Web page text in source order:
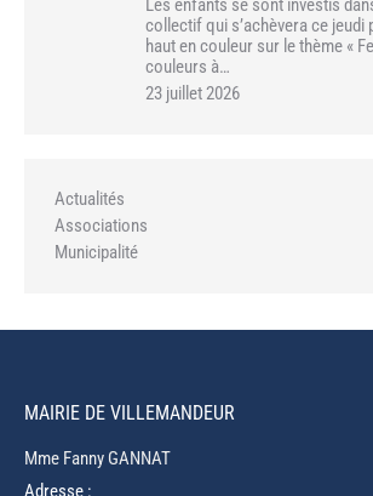
Les enfants se sont investis
collectif qui s’achèvera ce jeudi
haut en couleur sur le thème «
couleurs à…
23 juillet 2026
Actualités
Associations
Municipalité
MAIRIE DE VILLEMANDEUR
Mme Fanny GANNAT